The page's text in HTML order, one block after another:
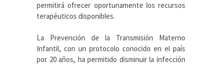
permitirá ofrecer oportunamente los recursos
terapéuticos disponibles.
La Prevención de la Transmisión Materno
Infantil, con un protocolo conocido en el país
por 20 años, ha permitido disminuir la infección